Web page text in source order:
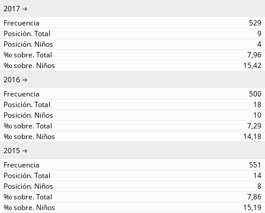
2017
529
9
4
7,96
15,42
2016
500
18
10
7,29
14,18
2015
551
14
8
7,86
15,19